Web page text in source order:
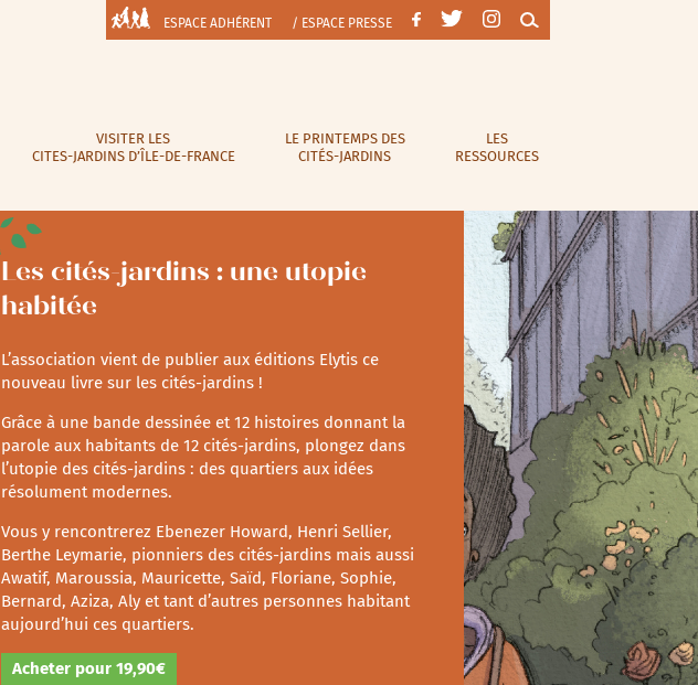
ESPACE ADHÉRENT / ESPACE PRESSE
VISITER LES
CITES-JARDINS D’ÎLE-DE-FRANCE
LE PRINTEMPS DES
CITÉS-JARDINS
LES
RESSOURCES
Les cités-jardins : une utopie
habitée
L’association vient de publier aux éditions Elytis ce
nouveau livre sur les cités-jardins !
Grâce à une bande dessinée et 12 histoires donnant la
parole aux habitants de 12 cités-jardins, plongez dans
l’utopie des cités-jardins : des quartiers aux idées
résolument modernes.
Vous y rencontrerez Ebenezer Howard, Henri Sellier,
Berthe Leymarie, pionniers des cités-jardins mais aussi
Awatif, Maroussia, Mauricette, Saïd, Floriane, Sophie,
Bernard, Aziza, Aly et tant d’autres personnes habitant
aujourd’hui ces quartiers.
Acheter pour 19,90€